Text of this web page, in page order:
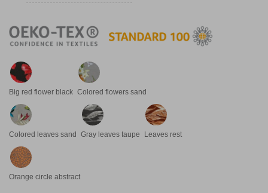
Big red flower black Colored flowers sand
Colored leaves sand Gray leaves taupe Leaves rest
Orange circle abstract